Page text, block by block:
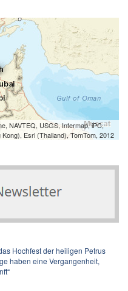
NAVTEQ, USGS, Intermap, iPC,
Esri (Thailand), TomTom, 2012
Hochfest der heiligen Petrus
haben eine Vergangenheit,